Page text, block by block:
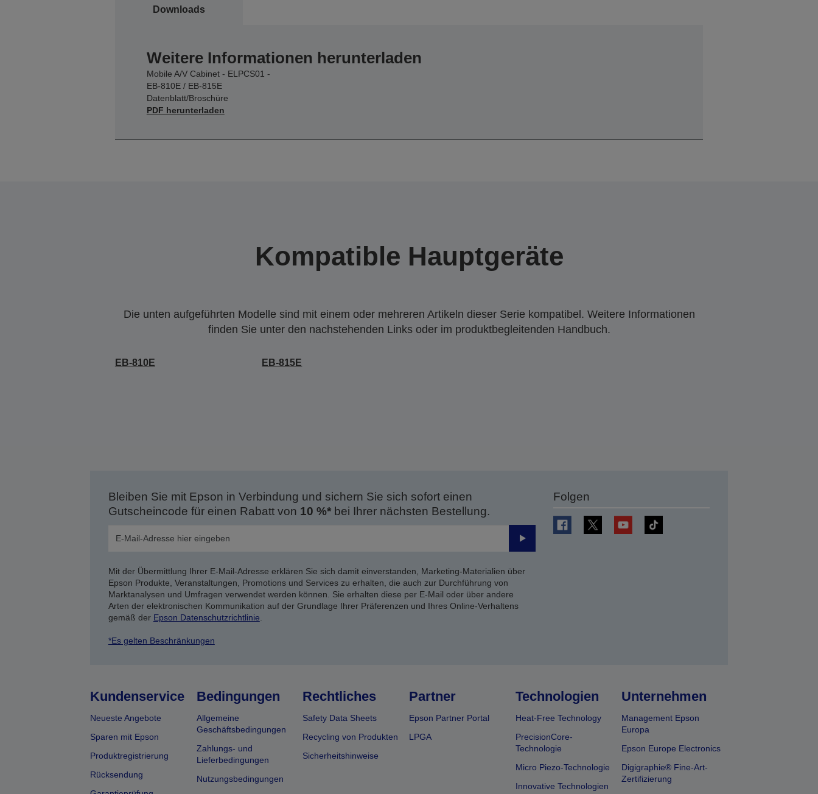
Downloads
Weitere Informationen herunterladen
Mobile A/V Cabinet - ELPCS01 -
EB-810E / EB-815E
Datenblatt/Broschüre
PDF herunterladen
Kompatible Hauptgeräte
Die unten aufgeführten Modelle sind mit einem oder mehreren Artikeln dieser Serie kompatibel. Weitere Informationen
finden Sie unter den nachstehenden Links oder im produktbegleitenden Handbuch.
EB-810E EB-815E
Bleiben Sie mit Epson in Verbindung und sichern Sie sich sofort einen
Gutscheincode für einen Rabatt von 10 %*bei Ihrer nächsten Bestellung.
Senden
Mit der Übermittlung Ihrer E-Mail-Adresse erklären Sie sich damit einverstanden, Marketing-Materialien über
Epson Produkte, Veranstaltungen, Promotions und Services zu erhalten, die auch zur Durchführung von
Marktanalysen und Umfragen verwendet werden können. Sie erhalten diese per E-Mail oder über andere
Arten der elektronischen Kommunikation auf der Grundlage Ihrer Präferenzen und Ihres Online-Verhaltens
gemäß der Epson Datenschutzrichtlinie
*Es gelten Beschränkungen
Folgen
Kundenservice
Neueste Angebote
Sparen mit Epson
Produktregistrierung
Rücksendung
Bedingungen
Allgemeine
Geschäftsbedingungen
Zahlungs- und
Lieferbedingungen
Nutzungsbedingungen
Rechtliches
Safety Data Sheets
Recycling von Produkten
Sicherheitshinweise
Partner
Epson Partner Portal
LPGA
Technologien
Heat-Free Technology
PrecisionCore-
Technologie
Micro Piezo-Technologie
Innovative Technologien
Unternehmen
Management Epson
Europa
Epson Europe Electronics
Digigraphie® Fine-Art-
Zertifizierung